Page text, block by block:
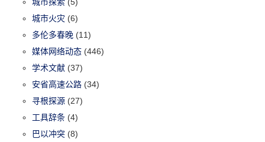
城市火灾 (6)
多伦多春晚 (11)
媒体网络动态 (446)
学术文献 (37)
安省高速公路 (34)
寻根探源 (27)
工具辞条 (4)
巴以冲突 (8)